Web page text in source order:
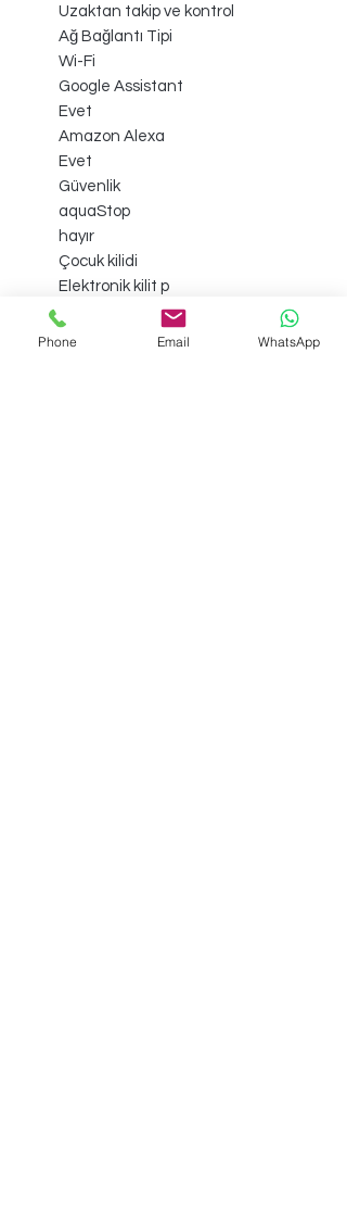
Uzaktan takip ve kontrol
Ağ Bağlantı Tipi
Wi-Fi
Google Assistant
Evet
Amazon Alexa
Evet
Güvenlik
aquaStop
hayır
Çocuk kilidi
Elektronik kilit p
Phone Email WhatsApp